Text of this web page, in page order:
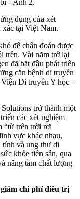
dụng của xét
tại Việt Nam.
để chẩn đoán được
trên. Vài năm trở lại
đã bắt đầu phát triển
căn bệnh di truyền
Di truyền Y học –
trở thành một
các xét nghiệm
“từ trên trời rơi
vực khác nhau,
tính và ung thư di
khỏe tiền sản, qua
nâng tầm chất lượng
chi phí điều trị